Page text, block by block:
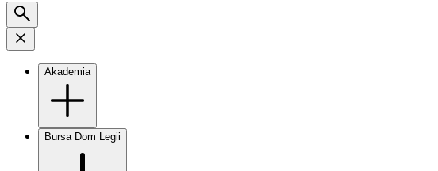
Akademia
Bursa Dom Legii